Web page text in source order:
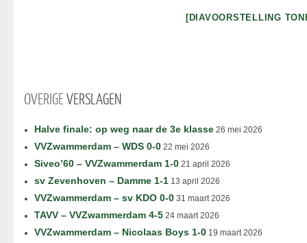
[DIAVOORSTELLING
OVERIGEVERSLAGEN
Halve finale: op weg naar de 3e klasse 26 mei 2026
VVZwammerdam – WDS 0-0 22 mei 2026
Siveo’60 – VVZwammerdam 1-0 21 april 2026
sv Zevenhoven – Damme 1-1 13 april 2026
VVZwammerdam – sv KDO 0-0 31 maart 2026
TAVV – VVZwammerdam 4-5 24 maart 2026
VVZwammerdam – Nicolaas Boys 1-0 19 maart 2026